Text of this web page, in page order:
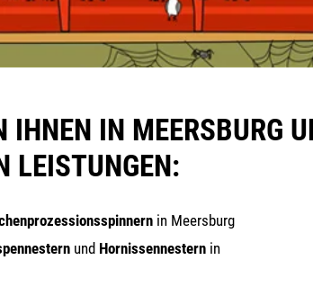
IHNEN IN MEERSBURG
LEISTUNGEN:
in Meersburg
und Hor­nis­sen­nes­ternin